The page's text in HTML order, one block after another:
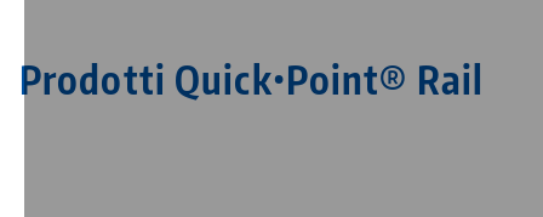
Prodotti Quick•Point® Rail